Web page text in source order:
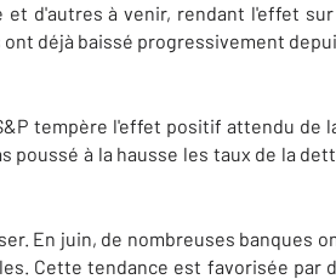
d'autres à venir, rendant l'effet
déjà baissé progressivement
tempère l'effet positif attendu de
poussé à la hausse les taux de la
En juin, de nombreuses banques
Cette tendance est favorisée par